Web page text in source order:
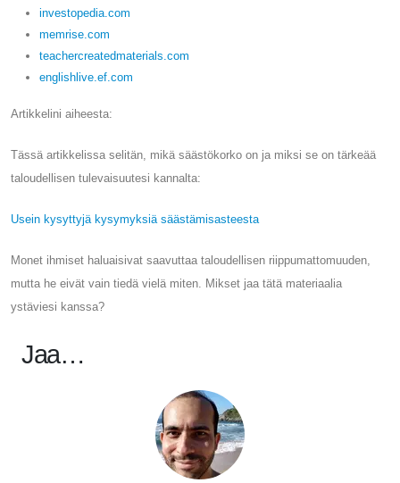
investopedia.com
memrise.com
teachercreatedmaterials.com
englishlive.ef.com
Artikkelini aiheesta:
Tässä artikkelissa selitän, mikä säästökorko on ja miksi se on tärkeää
taloudellisen tulevaisuutesi kannalta:
Usein kysyttyjä kysymyksiä säästämisasteesta
Monet ihmiset haluaisivat saavuttaa taloudellisen riippumattomuuden,
mutta he eivät vain tiedä vielä miten. Mikset jaa tätä materiaalia
ystäviesi kanssa?
Jaa…